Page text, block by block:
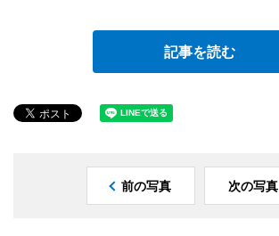
記事を読む
前の写真 次の写真